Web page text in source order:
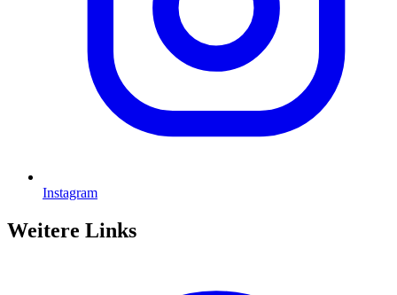
Instagram
Weitere Links